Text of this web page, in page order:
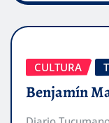
CULTURA
Benjamín